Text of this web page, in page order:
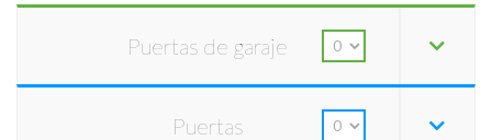
Puertas de garaje
Puertas